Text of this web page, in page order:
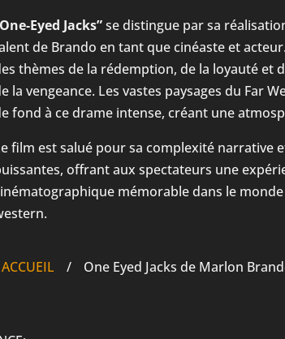
Eyed Jacks”se distingue par sa
de Brando en tant que cinéaste et
thèmes de la rédemption, de la loyauté et
la vengeance. Les vastes paysages du Far
fond à ce drame intense, créant une
film est salué pour sa complexité narrative
offrant aux spectateurs une
mémorable dans le
ACCUEIL / One Eyed Jacks de Marlon